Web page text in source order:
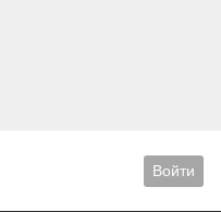
Войти